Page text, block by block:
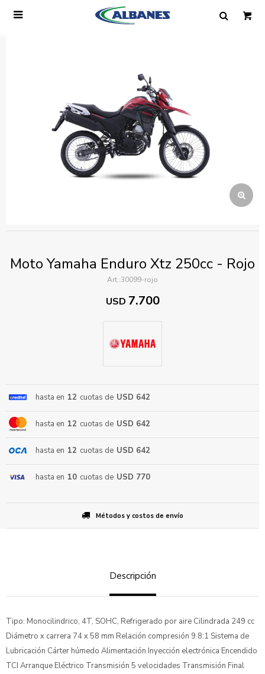

Moto Yamaha Enduro Xtz 250cc - Rojo
30099-rojo
USD 7.700
hasta en 12 cuotas de USD 642
hasta en 12 cuotas de USD 642
hasta en 12 cuotas de USD 642
hasta en 10 cuotas de USD 770
Métodos y costos de envío
Descripción
Tipo: Monocilindrico, 4T, SOHC, Refrigerado por aire Cilindrada 249 cc
Diámetro x carrera 74 x 58 mm Relación compresión 9.8:1 Sistema de
Lubricación Cárter húmedo Alimentación Inyección electrónica Encendido
TCI Arranque Eléctrico Transmisión 5 velocidades Transmisión Final
Correo electrónico